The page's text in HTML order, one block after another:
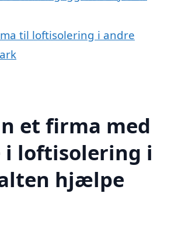
til loftisolering i andre
et firma med
i loftisolering i
hjælpe